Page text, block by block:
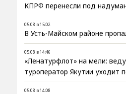
КПРФ перенесли под
05.08 в 15:02
В Усть-Майском районе
05.08 в 14:46
«Ленатурфлот» на мели:
туроператор Якутии уходит
05.08 в 14:08